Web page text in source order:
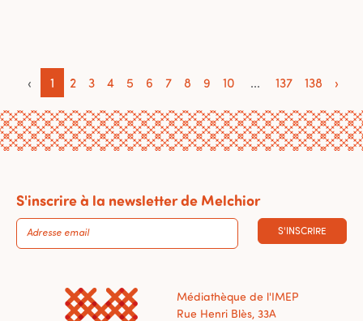
‹ 1 2 3 4 5 6 7 8 9 10 ... 137 138 ›
S'inscrire à la newsletter de Melchior
S'INSCRIRE
Médiathèque de l'IMEP
Rue Henri Blès, 33A